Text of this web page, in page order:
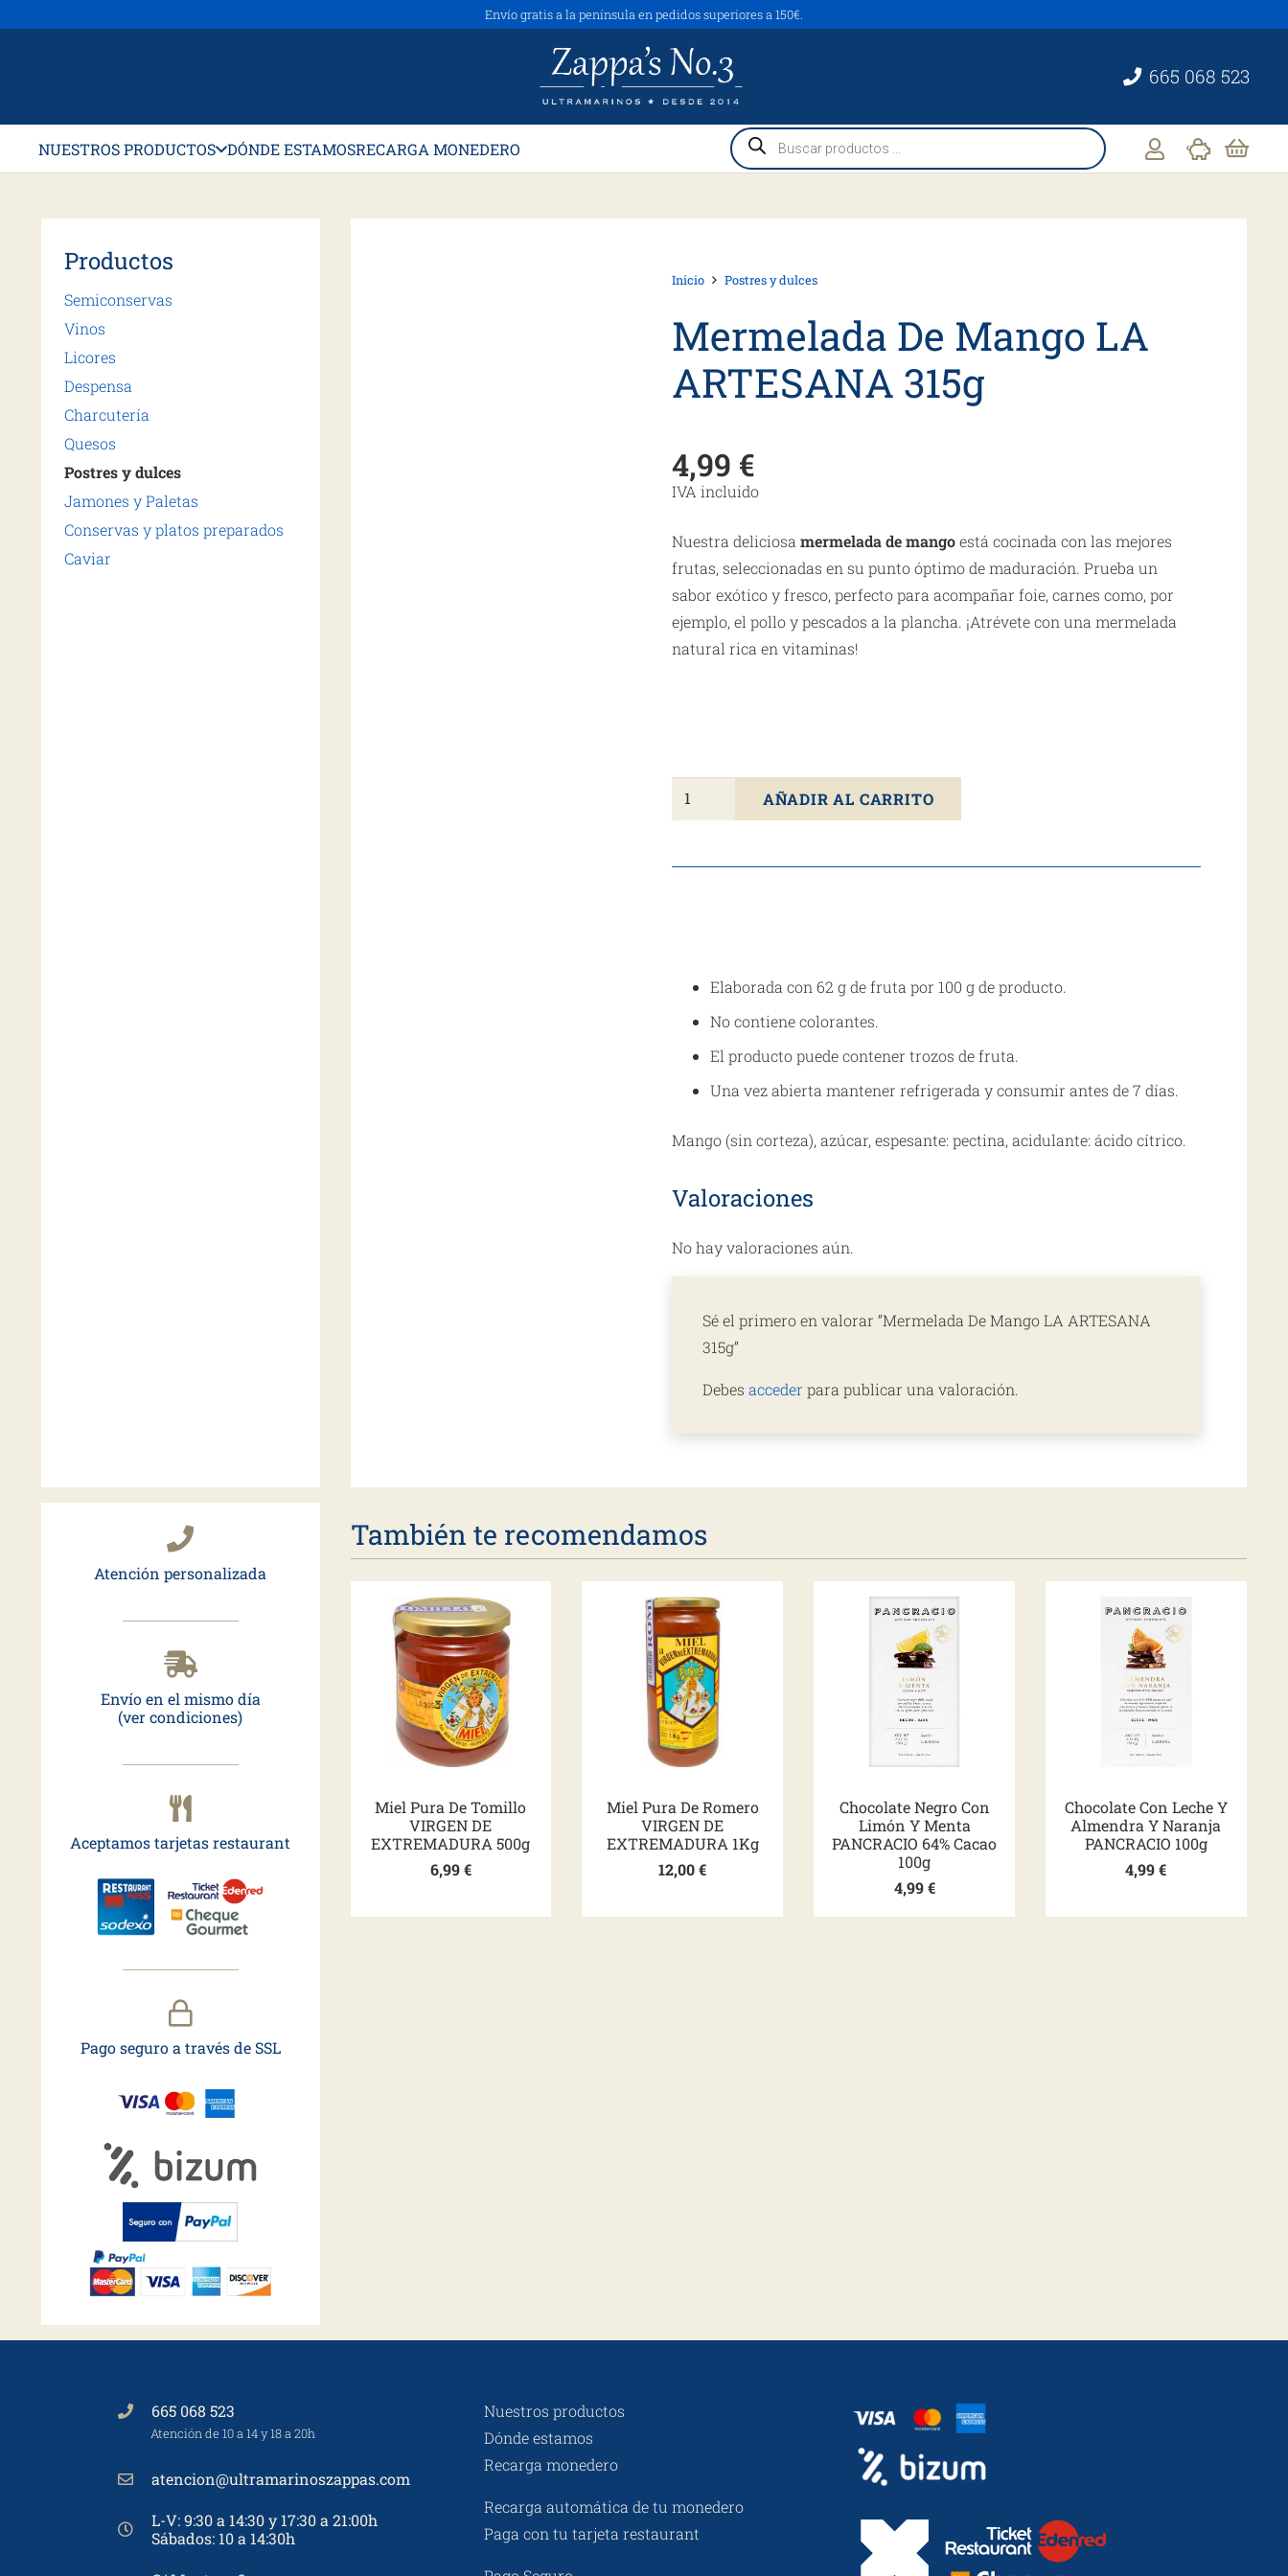
Envío gratis a la península en pedidos superiores a 150€.
665 068 523
NUESTROS PRODUCTOS DÓNDE ESTAMOSRECARGA MONEDERO
Búsqueda
de
productos
Productos
Semiconservas
Vinos
Licores
Despensa
Charcutería
Quesos
Postres y dulces
Jamones y Paletas
Conservas y platos preparados
Caviar
Inicio Postres y dulces
Mermelada De Mango LA
ARTESANA 315g
4,99 €
IVA incluido
Nuestra deliciosa mermelada de mango está cocinada con las mejores
frutas, seleccionadas en su punto óptimo de maduración. Prueba un
sabor exótico y fresco, perfecto para acompañar foie, carnes como, por
ejemplo, el pollo y pescados a la plancha. ¡Atrévete con una mermelada
natural rica en vitaminas!
Mermelada
De
LA
AÑADIR AL CARRITO
Elaborada con 62 g de fruta por 100 g de producto.
No contiene colorantes.
El producto puede contener trozos de fruta.
Una vez abierta mantener refrigerada y consumir antes de 7 días.
Mango (sin corteza), azúcar, espesante: pectina, acidulante: ácido cítrico.
Valoraciones
No hay valoraciones aún.
Sé el primero en valorar “Mermelada De Mango LA ARTESANA
315g”
Debesacceder para publicar una valoración.
Atención personalizada
Envío en el mismo día
(ver condiciones)
Aceptamos tarjetas restaurant
Pago seguro a través de SSL
También te recomendamos
Miel Pura De Tomillo
VIRGEN DE
EXTREMADURA 500g
6,99€
Miel Pura De Romero
VIRGEN DE
EXTREMADURA 1Kg
12,00€
Chocolate Negro Con
Limón Y Menta
PANCRACIO 64% Cacao
100g
4,99€
Chocolate Con Leche Y
Almendra Y Naranja
PANCRACIO 100g
4,99€
665 068 523
Atención de 10 a 14 y 18 a 20h
atencion@ultramarinoszappas.com
L-V: 9:30 a 14:30 y 17:30 a 21:00h
Sábados: 10 a 14:30h
Nuestros productos
Dónde estamos
Recarga monedero
Recarga automática de tu monedero
Paga con tu tarjeta restaurant